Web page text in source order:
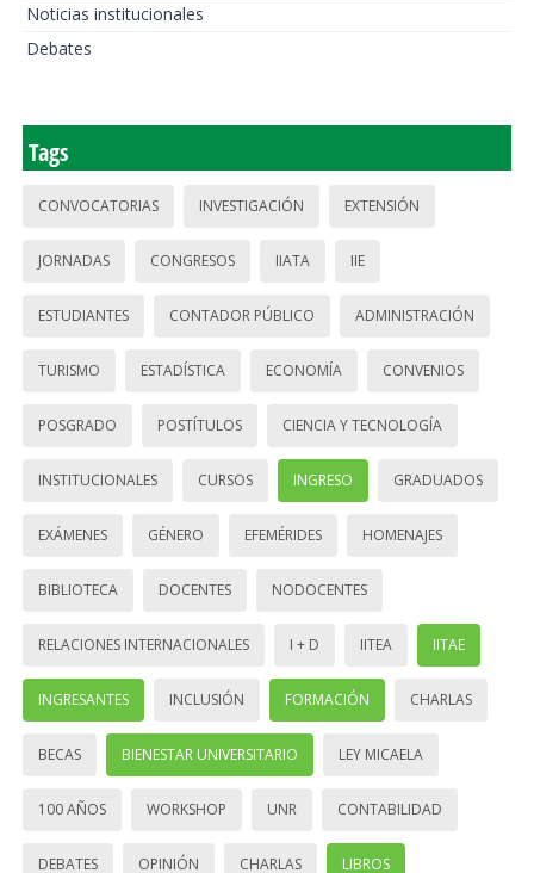
Noticias institucionales
Debates
Tags
CONVOCATORIAS INVESTIGACIÓN EXTENSIÓN
JORNADAS CONGRESOS IIATA IIE
ESTUDIANTES CONTADOR PÚBLICO ADMINISTRACIÓN
TURISMO ESTADÍSTICA ECONOMÍA CONVENIOS
POSGRADO POSTÍTULOS CIENCIA Y TECNOLOGÍA
INSTITUCIONALES CURSOS INGRESO GRADUADOS
EXÁMENES GÉNERO EFEMÉRIDES HOMENAJES
BIBLIOTECA DOCENTES NODOCENTES
RELACIONES INTERNACIONALES I + D IITEA IITAE
INGRESANTES INCLUSIÓN FORMACIÓN CHARLAS
BECAS BIENESTAR UNIVERSITARIO LEY MICAELA
100 AÑOS WORKSHOP UNR CONTABILIDAD
DEBATES OPINIÓN CHARLAS LIBROS